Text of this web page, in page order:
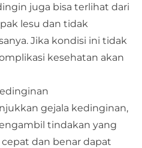
juga bisa terlihat dari
lesu dan tidak
Jika kondisi ini tidak
kesehatan akan
gejala kedinginan,
tindakan yang
dan benar dapat